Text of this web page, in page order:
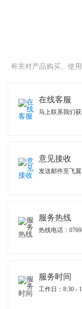
有关对产品购买、使
在线客服
马上联系我们
意见接收
发送邮件至飞
服务热线
热线电话：
服务时间
工作日：8:30 -